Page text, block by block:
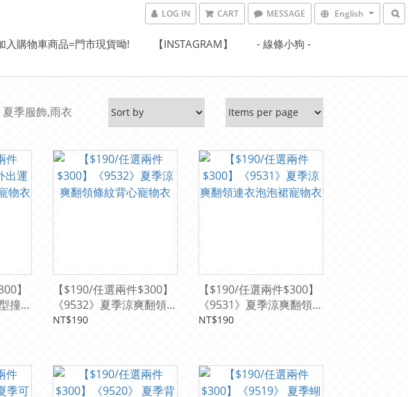
LOG IN CART MESSAGE English
入購物車商品=門市現貨呦! 【INSTAGRAM】 - 線條小狗 -
夏季服飾,雨衣
】
撞色
【$190/任選兩件$300】
《9532》夏季涼爽翻領條
紋背心寵物衣
NT$190
【$190/任選兩件$300】
《9531》夏季涼爽翻領連
衣泡泡裙寵物衣
NT$190